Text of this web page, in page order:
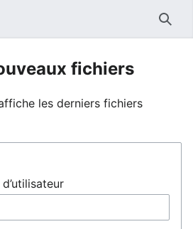
fichiers
les derniers fichiers